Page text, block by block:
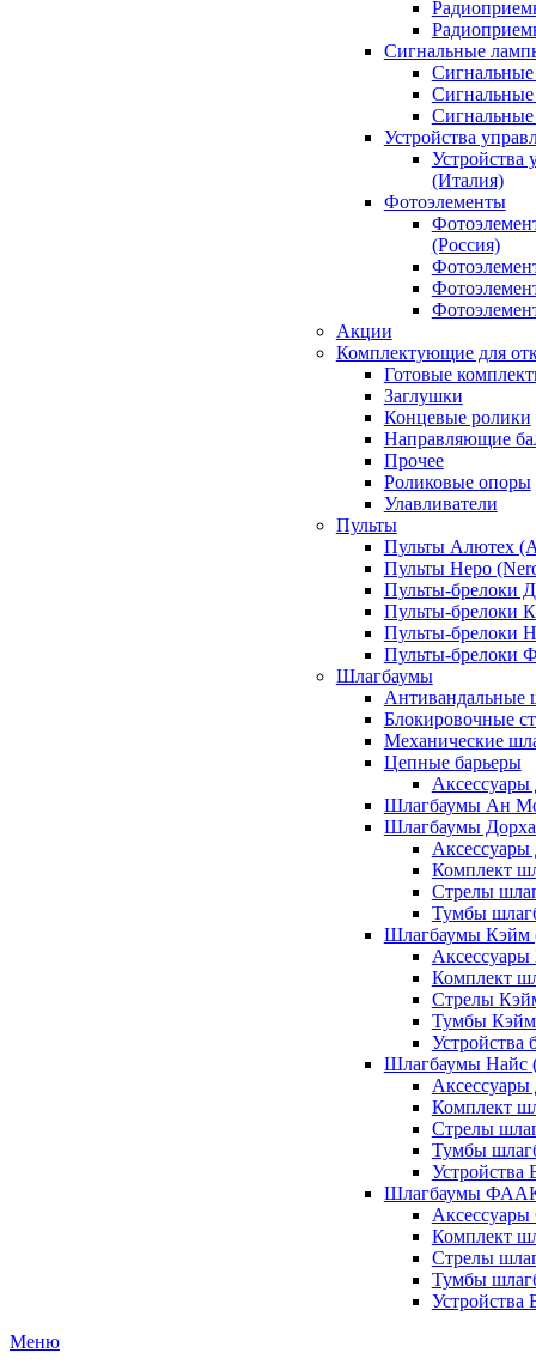
Сигнальные
Устройства
Устройства
(Италия)
Фотоэлементы
(Россия)
Акции
Комплектующие для
Готовые
Заглушки
Концевые ролики
Направляющие
Прочее
Роликовые опоры
Улавливатели
Пульты
Пульты Алютех
Пульты Неро
Пульты-брелоки
Пульты-брелоки
Пульты-брелоки
Пульты-брелоки
Шлагбаумы
Антивандальные
Блокировочные
Механические
Цепные барьеры
Аксессуары
Шлагбаумы Ан
Шлагбаумы
Комплект
Стрелы
Тумбы
Шлагбаумы Кэйм
Комплект
Стрелы
Тумбы
Устройства
Шлагбаумы Найс
Комплект
Стрелы
Тумбы
Устройства
Шлагбаумы ФААК
Комплект
Стрелы
Тумбы
Меню